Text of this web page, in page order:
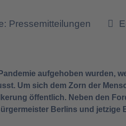
Pressemitteilungen
aufgehoben wurden,
Um sich dem Zorn der
öffentlich. Neben den
Berlins und jetzige